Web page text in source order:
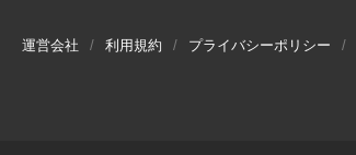
運営会社 利用規約 プライバシーポリシー